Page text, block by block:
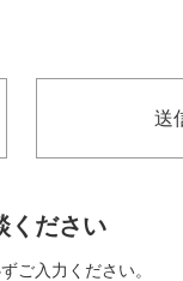
送
ください
ご入力ください。